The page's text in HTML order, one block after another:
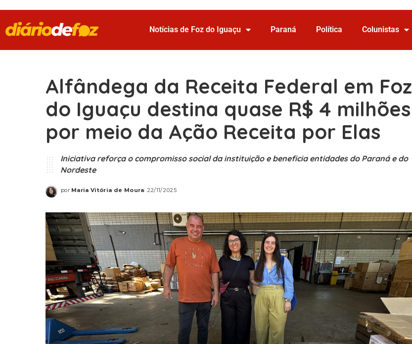
Notícias de Foz do Iguaçu Paraná Política Colunistas
Alfândega da Receita Federal em Foz
do Iguaçu destina quase R$ 4 milhões
por meio da Ação Receita por Elas
Iniciativa reforça o compromisso social da instituição e beneficia entidades do Paraná e do
Nordeste
por Maria Vitória de Moura 22/11/2025